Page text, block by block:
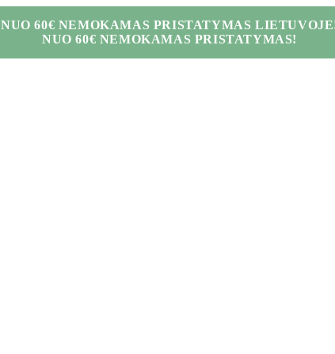
NUO 60€ NEMOKAMAS PRISTATYMAS
NUO 60€ NEMOKAMAS PRISTATYMAS!